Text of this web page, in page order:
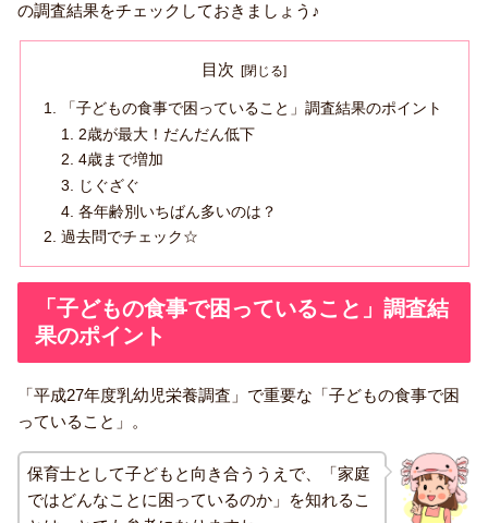
の調査結果をチェックしておきましょう♪
目次
「子どもの食事で困っていること」調査結果のポイント
2歳が最大！だんだん低下
4歳まで増加
じぐざぐ
各年齢別いちばん多いのは？
過去問でチェック☆
「子どもの食事で困っていること」調査結
果のポイント
「平成27年度乳幼児栄養調査」で重要な「子どもの食事で困
っていること」。
保育士として子どもと向き合ううえで、「家庭
ではどんなことに困っているのか」を知れるこ